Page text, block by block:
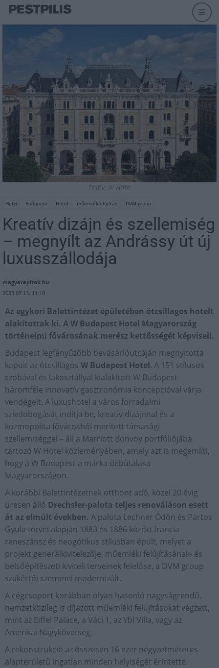
Fotók: W Hotel
Helyi Budapest Hotel műemlékfelújítás DVM group
Kreatív dizájn és szellemiség
– megnyílt az Andrássy út új
luxusszállodája
magyarepitok.hu
2023.07.13. 11:10
Az egykori Balettintézet épületében ötcsillagos hotelt
alakítottak ki. A W Budapest Hotel Magyarország
történelmi fővárosának merész kettősségét képviseli.
Budapest legfényűzőbb bevásárlóutcáján megnyitotta
kapuit az ötcsillagos W Budapest Hotel. A 151 stílusos
szobával és lakosztállyal kialakított W Budapest
háromféle innovatív gasztronómia koncepcióval várja
vendégeit. A luxushotel a város forradalmi
szívdobogását indítja be, kreatív dizájnnal és a
kozmopolita fővárosból merített társasági
szellemiséggel – áll a Marriott Bonvoy portfóliójába
tartozó W Hotel közleményében, amely azt is megemlíti,
hogy a W Budapest a márka debütálása
Magyarországon.
A korábbi Balettintézetnek otthont adó, közel 20 évig
üresen álló Drechsler-palota teljes renováláson esett
át az elmúlt években. A palota Lechner Ödön és Pártos
Gyula tervei alapján 1883 és 1886 között francia
reneszánsz és neogótikus stílusban épült, melyet a
projekt generálkivitelezője, műemléki felújításának- és
belsőépítészeti kiviteli terveinek felelőse, a DVM group
szakértői szemmel modernizált.
A cégcsoport korábban olyan hasonló nagyságrendű,
nemzetközileg is díjazott műemléki felújításokat végzett,
mint az Eiffel Palace, a Váci 1, az Ybl Villa, vagy az
Amerikai Nagykövetség.
A rekonstrukció az összesen 16 ezer négyzetméteres
alapterületű ingatlan minden helyiségét érintette.